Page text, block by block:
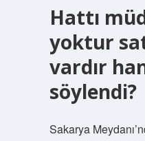
Hattı
yoktur
vardır
söylendi?
Sakarya